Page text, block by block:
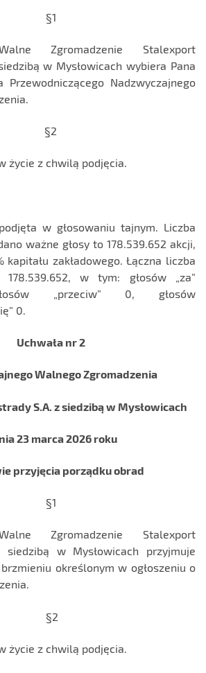
§1
Zgromadzenie Stalexport
w Mysłowicach wybiera Pana
Przewodniczącego Nadzwyczajnego
§2
życie z chwilą podjęcia.
w głosowaniu tajnym. Liczba
ważne głosy to 178.539.652 akcji,
kapitału zakładowego. Łączna liczba
178.539.652, w tym: głosów „za”
„przeciw” 0, głosów
0.
Uchwała nr 2
Walnego Zgromadzenia
S.A. z siedzibą w Mysłowicach
23 marca 2026 roku
przyjęcia porządku obrad
§1
Zgromadzenie Stalexport
w Mysłowicach przyjmuje
określonym w ogłoszeniu o
§2
życie z chwilą podjęcia.